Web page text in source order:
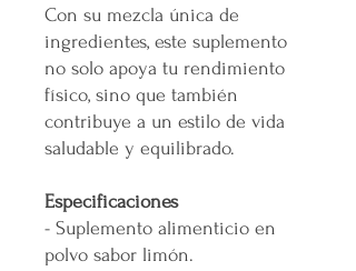
Con su mezcla única de
ingredientes, este suplemento
no solo apoya tu rendimiento
físico, sino que también
contribuye a un estilo de vida
saludable y equilibrado.
Especificaciones
- Suplemento alimenticio en
polvo sabor limón.